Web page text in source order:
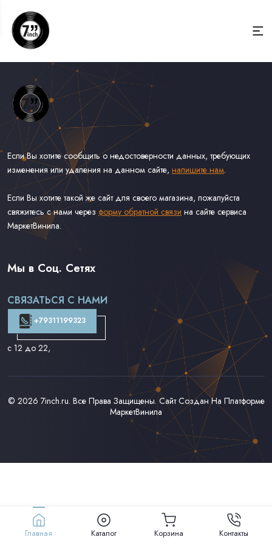
Если Вы хотите сообщить о недостоверности данных, требующих
изменения или удаления на данном сайте, напишите нам.
Если Вы хотите такой же сайт для своего магазина, пожалуйста
свяжитесь с нами через форму обратной связи на сайте сервиса
МаркетВинила.
Весь Каталог Винила на 7''
Рок на 7''
Доставка и Оплата
Контакты
Мы в Соц. Сетях
СВЯЗАТЬСЯ С НАМИ
+79311199323
с 12 до 22,
© 2026 7inch.ru. Все Права Защищены. Сайт Создан На Платформе
МаркетВинила
Главная Каталог Корзина Контакты